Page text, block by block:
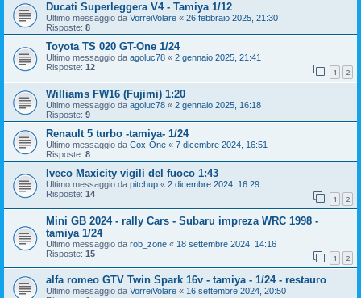
Ducati Superleggera V4 - Tamiya 1/12
Ultimo messaggio da VorreiVolare « 26 febbraio 2025, 21:30
Risposte: 8
Toyota TS 020 GT-One 1/24
Ultimo messaggio da agoluc78 « 2 gennaio 2025, 21:41
Risposte: 12 1 2
Williams FW16 (Fujimi) 1:20
Ultimo messaggio da agoluc78 « 2 gennaio 2025, 16:18
Risposte: 9
Renault 5 turbo -tamiya- 1/24
Ultimo messaggio da Cox-One « 7 dicembre 2024, 16:51
Risposte: 8
Iveco Maxicity vigili del fuoco 1:43
Ultimo messaggio da pitchup « 2 dicembre 2024, 16:29
Risposte: 14 1 2
Mini GB 2024 - rally Cars - Subaru impreza WRC 1998 -
tamiya 1/24
Ultimo messaggio da rob_zone « 18 settembre 2024, 14:16
Risposte: 15 1 2
alfa romeo GTV Twin Spark 16v - tamiya - 1/24 - restauro
Ultimo messaggio da VorreiVolare « 16 settembre 2024, 20:50